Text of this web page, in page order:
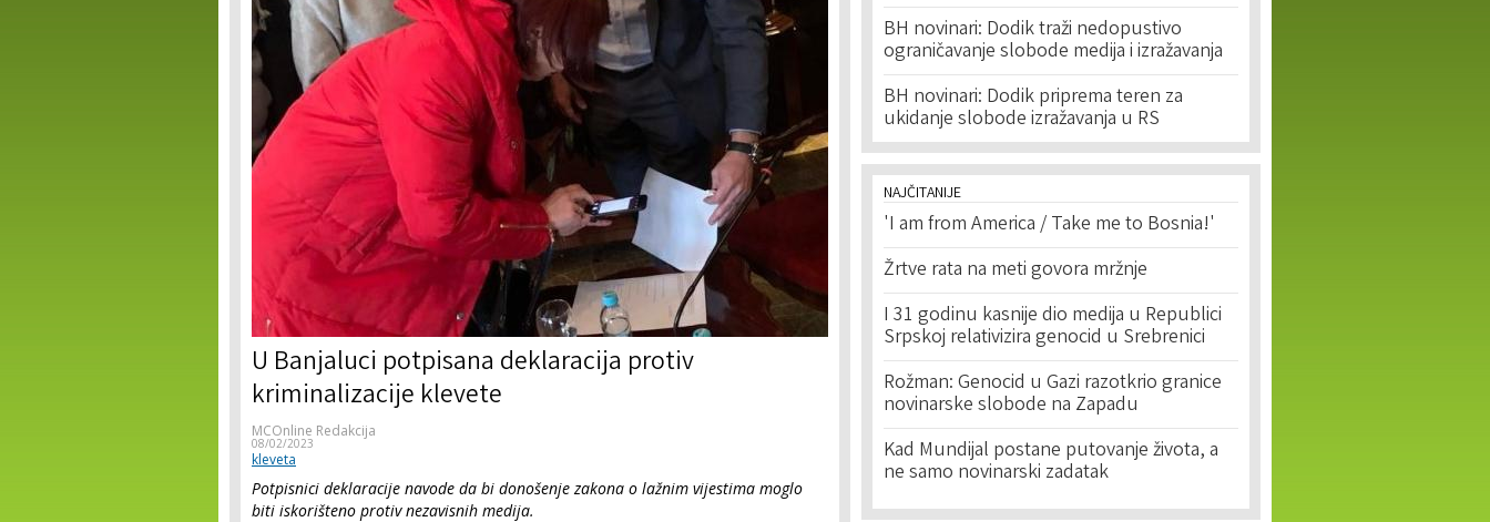
U Banjaluci potpisana deklaracija protiv
kriminalizacije klevete
MCOnline Redakcija
08/02/2023
kleveta
Potpisnici deklaracije navode da bi donošenje zakona o lažnim vijestima moglo
biti iskorišteno protiv nezavisnih medija.
BH novinari: Dodik traži nedopustivo
ograničavanje slobode medija i izražavanja
BH novinari: Dodik priprema teren za
ukidanje slobode izražavanja u RS
NAJČITANIJE
'I am from America / Take me to Bosnia!'
Žrtve rata na meti govora mržnje
I 31 godinu kasnije dio medija u Republici
Srpskoj relativizira genocid u Srebrenici
Rožman: Genocid u Gazi razotkrio granice
novinarske slobode na Zapadu
Kad Mundijal postane putovanje života, a
ne samo novinarski zadatak